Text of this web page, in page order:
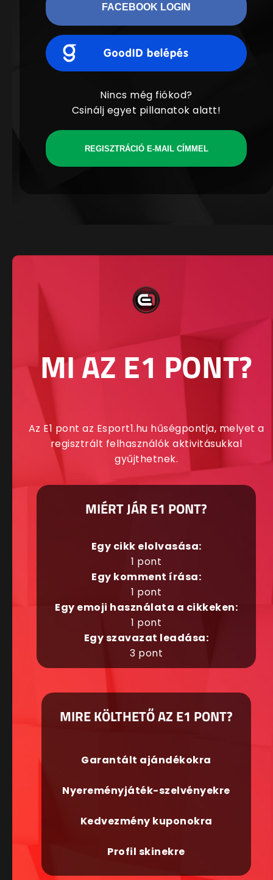
FACEBOOK LOGIN
Nincs még fiókod?
Csinálj egyet pillanatok alatt!
REGISZTRÁCIÓ E-MAIL CÍMMEL
MI AZ E1 PONT?
Az E1 pont az Esport1.hu hűségpontja, melyet a
regisztrált felhasználók aktivitásukkal
gyűjthetnek.
MIÉRT JÁR E1 PONT?
Egy cikk elolvasása:
1 pont
Egy komment írása:
1 pont
Egy emoji használata a cikkeken:
1 pont
Egy szavazat leadása:
3 pont
MIRE KÖLTHETŐ AZ E1 PONT?
Garantált ajándékokra
Nyereményjáték-szelvényekre
Kedvezmény kuponokra
Profil skinekre